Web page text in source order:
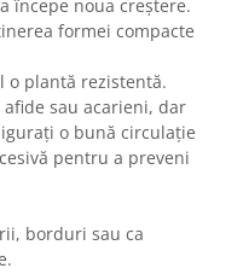
începe noua creștere.
formei compacte
o plantă rezistentă.
sau acarieni, dar
o bună circulație
pentru a preveni
borduri sau ca